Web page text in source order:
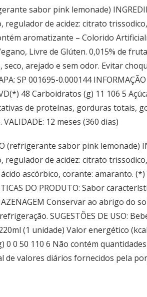
sabor pink lemonade)
regulador de acidez: citrato
aromatizante – Colorido
Livre de Glúten. 0,015% de
arejado e sem odor. Evitar
SP 001695-0.000144
48 Carboidratos (g) 11 106 5
de proteínas, gorduras totais,
12 meses (360 dias)
(refrigerante sabor pink
regulador de acidez: citrato
ascórbico, corante: amaranto.
DO PRODUTO: Sabor
Conservar ao abrigo
SUGESTÕES DE USO:
(1 unidade) Valor energético
0 0 50 110 6 Não contém
valores diários fornecidos pela